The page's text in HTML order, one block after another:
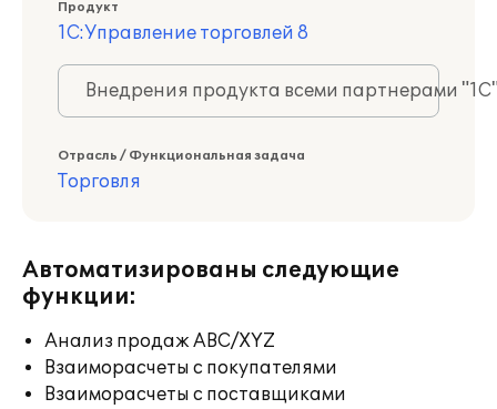
Продукт
1С:Управление торговлей 8
Внедрения продукта всеми партнерами
Отрасль / Функциональная задача
Торговля
Автоматизированы следующие
функции:
Анализ продаж ABC/XYZ
Взаиморасчеты с покупателями
Взаиморасчеты с поставщиками